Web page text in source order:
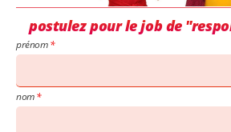
postulez pour le job de
prénom
nom